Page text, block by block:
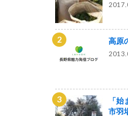
高原
「
市羽